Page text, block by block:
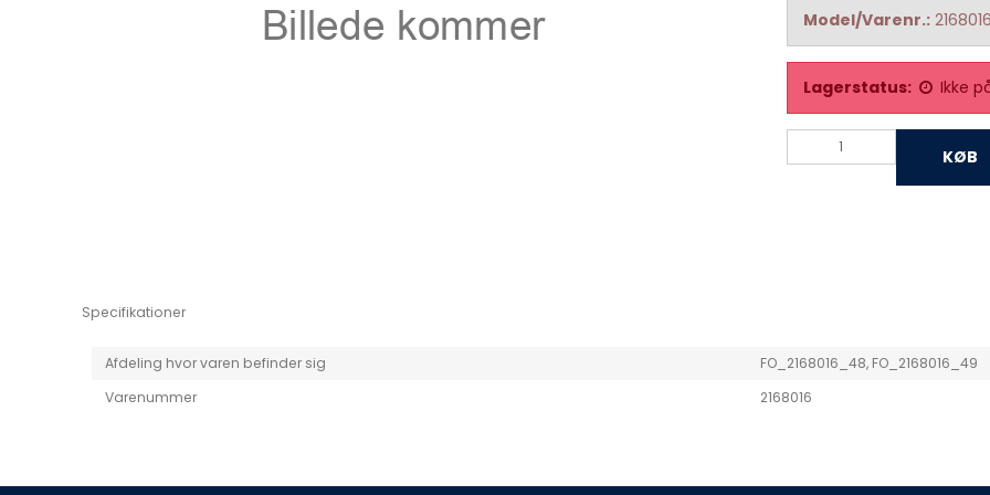
Niro EV
Model/Varenr.: 2168016
Lagerstatus: Ikke
KØB
Specifikationer
Afdeling hvor varen befinder sig
FO_2168016_48, FO_2168016_49
Varenummer
2168016